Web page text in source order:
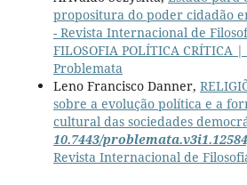
propositura do poder cidadão
- Revista Internacional de
FILOSOFIA POLÍTICA CRÍTICA
Problemata
Leno Francisco Danner,
sobre a evolução política e a
cultural das sociedades
10.7443/
Revista Internacional de